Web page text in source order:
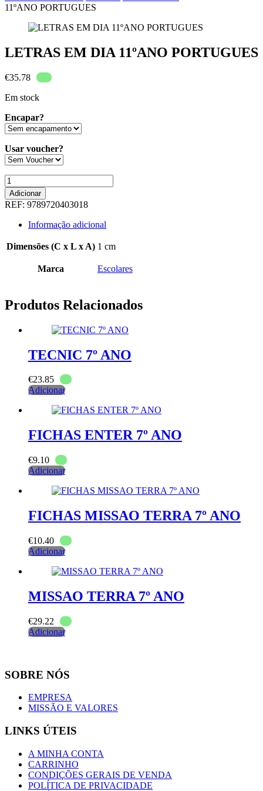
11ºANO PORTUGUES
LETRAS EM DIA 11ºANO PORTUGUES
€35.78
Em stock
Encapar?
Usar voucher?
Quantidade
de
LETRAS
EM
DIA
11ºANO
PORTUGUES
Adicionar
REF: 9789720403018
Informação adicional
Dimensões (C x L x A) 1 cm
Marca Escolares
Produtos Relacionados
TECNIC 7º ANO
€23.85
Adicionar
FICHAS ENTER 7º ANO
€9.10
Adicionar
FICHAS MISSAO TERRA 7º ANO
€10.40
Adicionar
MISSAO TERRA 7º ANO
€29.22
Adicionar
SOBRE NÓS
EMPRESA
MISSÃO E VALORES
LINKS ÚTEIS
A MINHA CONTA
CARRINHO
CONDIÇÕES GERAIS DE VENDA
POLÍTICA DE PRIVACIDADE